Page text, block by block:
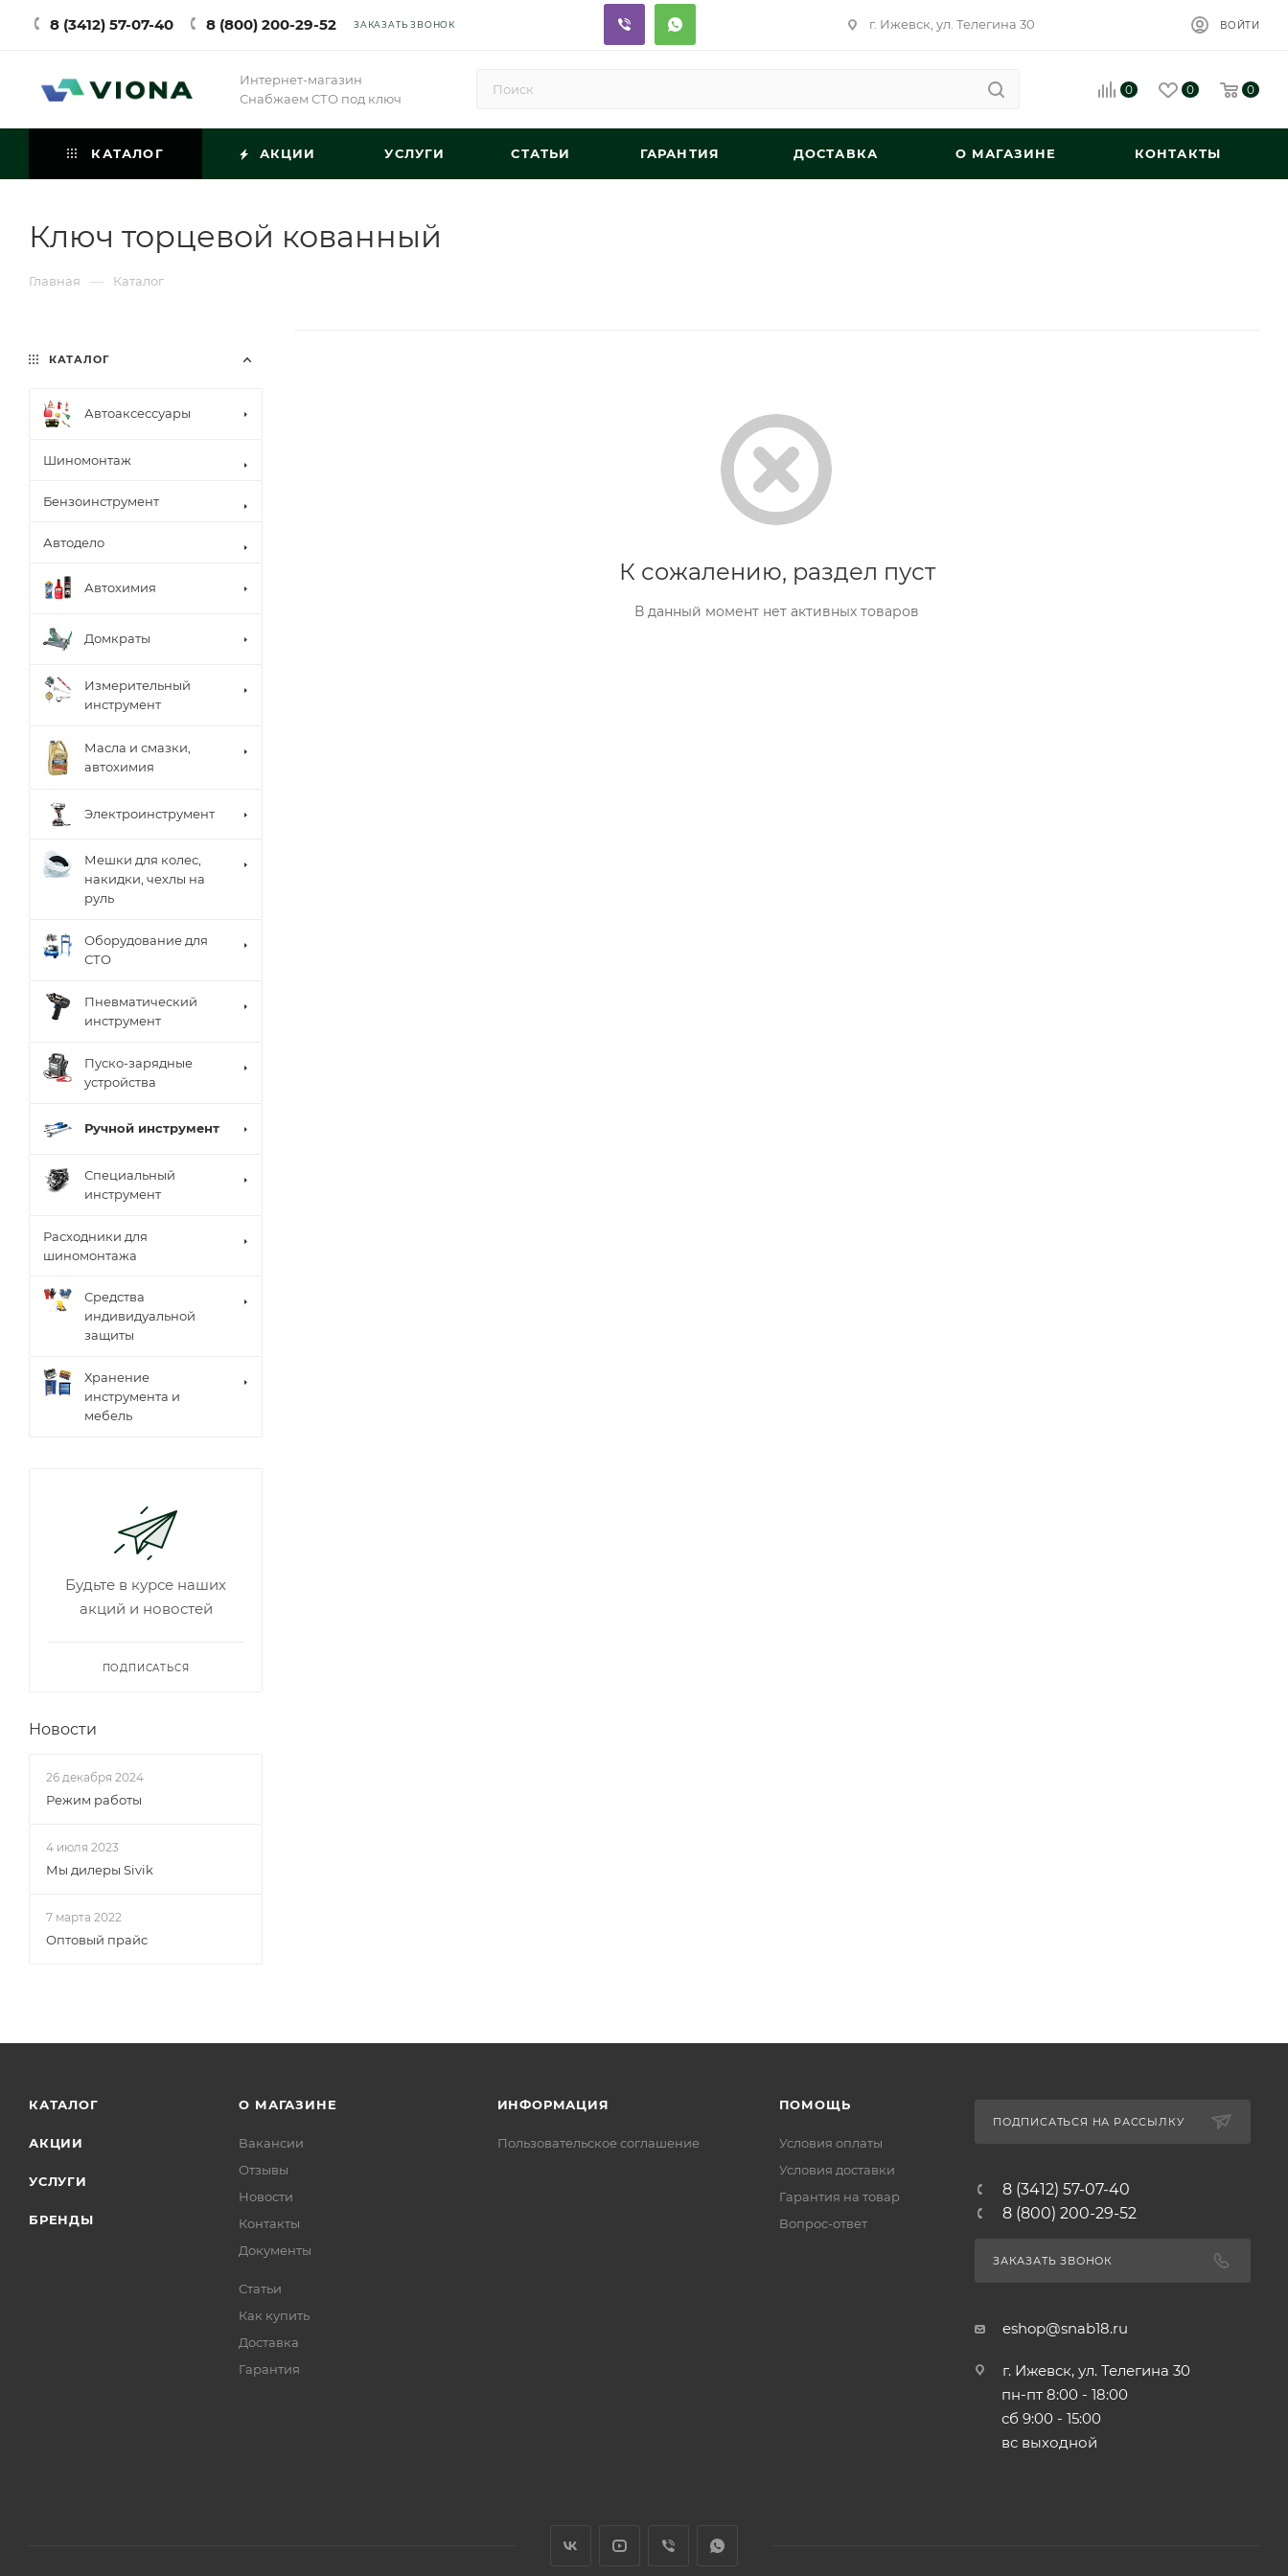
8 (3412) 57-07-40 8 (800) 200-29-52 ЗАКАЗАТЬ ЗВОНОК г. Ижевск, ул. Телегина 30 ВОЙТИ
Интернет-магазин
Снабжаем СТО под ключ
0 0 0
КАТАЛОГ АКЦИИ УСЛУГИ СТАТЬИ ГАРАНТИЯ ДОСТАВКА О МАГАЗИНЕ КОНТАКТЫ
Ключ торцевой кованный
Главная — Каталог
К сожалению, раздел пуст
В данный момент нет активных товаров
КАТАЛОГ
Автоаксессуары
Шиномонтаж
Бензоинструмент
Автодело
Автохимия
Домкраты
Измерительный
инструмент
Масла и смазки,
автохимия
Электроинструмент
Мешки для колес,
накидки, чехлы на
руль
Оборудование для
СТО
Пневматический
инструмент
Пуско-зарядные
устройства
Ручной инструмент
Специальный
инструмент
Расходники для
шиномонтажа
Средства
индивидуальной
защиты
Хранение
инструмента и
мебель
Будьте в курсе наших
акций и новостей
ПОДПИСАТЬСЯ
Новости
26 декабря 2024
Режим работы
4 июля 2023
Мы дилеры Sivik
7 марта 2022
Оптовый прайс
КАТАЛОГ
АКЦИИ
УСЛУГИ
БРЕНДЫ
О МАГАЗИНЕ
Вакансии
Отзывы
Новости
Контакты
Документы
Статьи
Как купить
Доставка
Гарантия
ИНФОРМАЦИЯ
Пользовательское соглашение
ПОМОЩЬ
Условия оплаты
Условия доставки
Гарантия на товар
Вопрос-ответ
ПОДПИСАТЬСЯ НА РАССЫЛКУ
8 (3412) 57-07-40
8 (800) 200-29-52
ЗАКАЗАТЬ ЗВОНОК
eshop@snab18.ru
г. Ижевск, ул. Телегина 30
пн-пт 8:00 - 18:00
сб 9:00 - 15:00
вс выходной